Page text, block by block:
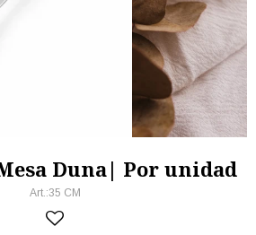
Duna| Por unidad
35 CM